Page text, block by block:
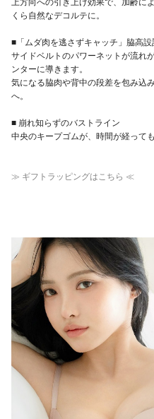
上方向への引き上げ効果で、加齢に
くら自然なデコルテに。
■「ムダ肉を逃さずキャッチ」脇高設
サイドベルトのパワーネットが流れ
ンターに導きます。
気になる脇肉や背中の段差を包み込
へ。
■ 崩れ知らずのバストライン
中央のキープゴムが、時間が経って
≫ ギフトラッピングはこちら ≪